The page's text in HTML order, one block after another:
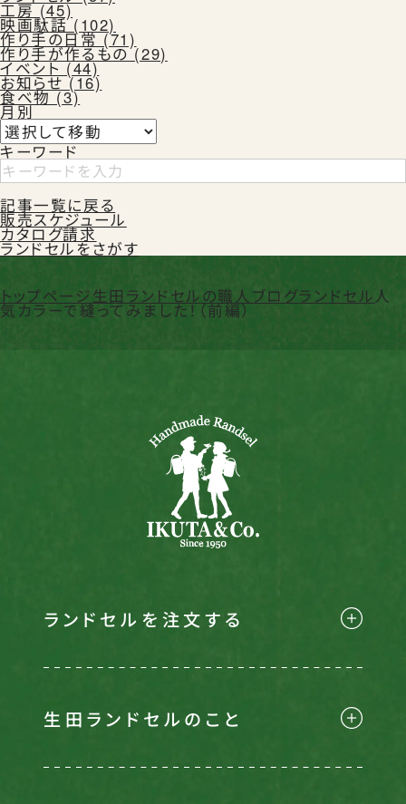
工房 (45)
映画駄話 (102)
作り手の日常 (71)
作り手が作るもの (29)
イベント (44)
お知らせ (16)
食べ物 (3)
月別
キーワード
記事一覧に戻る
販売スケジュール
カタログ請求
ランドセルをさがす
トップページ 生田ランドセルの職人ブログランドセル人
気カラーで縫ってみました！（前編）
ランドセルを注文する
生田ランドセルのこと